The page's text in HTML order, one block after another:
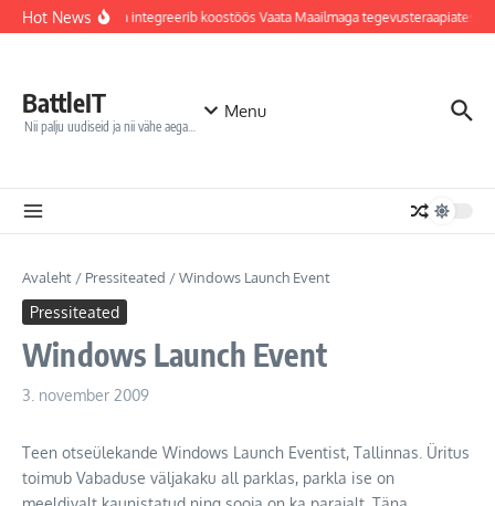
Sisu juurde
Hot News
Jõhvi haigla integreerib koostöös Vaata Maailmaga tegevusteraapiatesse
BattleIT
Nii palju uudiseid ja nii vähe aega…
Menu
Avaleht / Pressiteated /Windows Launch Event
Pressiteated
Windows Launch Event
3. november 2009
Teen otseülekande Windows Launch Eventist, Tallinnas. Üritus
toimub Vabaduse väljakaku all parklas, parkla ise on